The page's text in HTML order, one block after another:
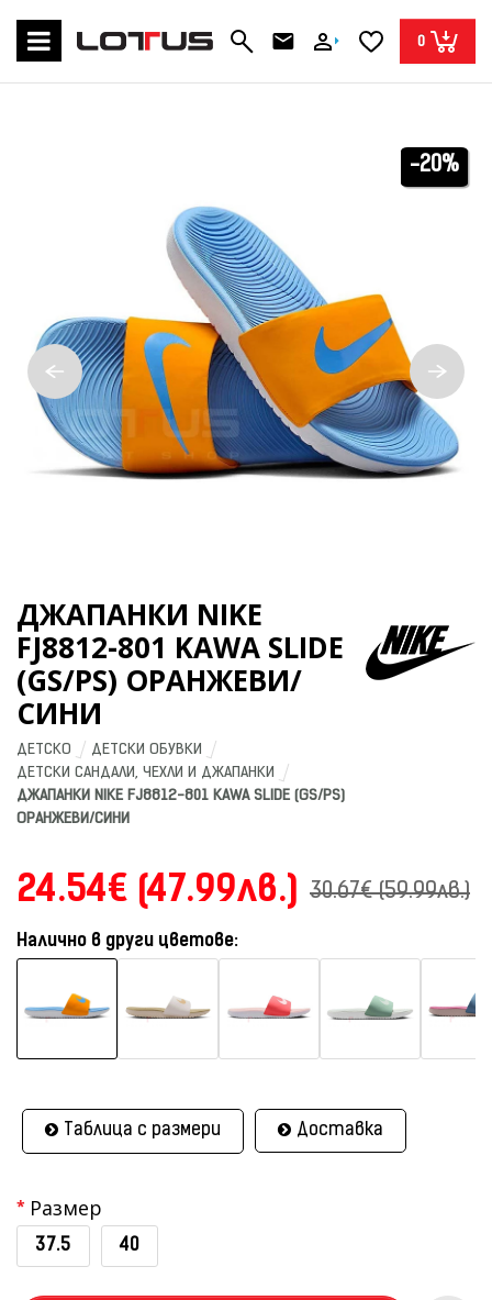
0
-20%
ДЖАПАНКИ NIKE
FJ8812-801 KAWA SLIDE
(GS/PS) ОРАНЖЕВИ/
СИНИ
ДЕТСКО
ДЕТСКИ ОБУВКИ
ДЕТСКИ САНДАЛИ, ЧЕХЛИ И ДЖАПАНКИ
ДЖАПАНКИ NIKE FJ8812-801 KAWA SLIDE (GS/PS)
ОРАНЖЕВИ/СИНИ
24.54€ (47.99лв.) 30.67€ (59.99лв.)
Налично в други цветове:
Таблица с размери Доставка
Размер
37.5 40